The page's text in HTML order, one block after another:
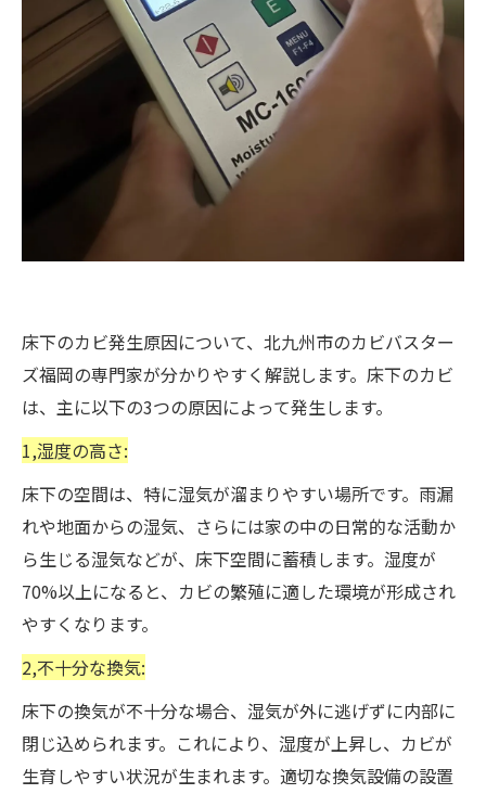
床下のカビ発生原因について、北九州市のカビバスター
ズ福岡の専門家が分かりやすく解説します。床下のカビ
は、主に以下の3つの原因によって発生します。
1,湿度の高さ:
床下の空間は、特に湿気が溜まりやすい場所です。雨漏
れや地面からの湿気、さらには家の中の日常的な活動か
ら生じる湿気などが、床下空間に蓄積します。湿度が
70%以上になると、カビの繁殖に適した環境が形成され
やすくなります。
2,不十分な換気:
床下の換気が不十分な場合、湿気が外に逃げずに内部に
閉じ込められます。これにより、湿度が上昇し、カビが
生育しやすい状況が生まれます。適切な換気設備の設置